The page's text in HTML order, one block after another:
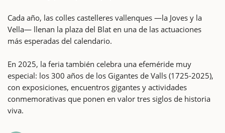
Cada año, las colles castelleres vallenques —la Joves y la
Vella— llenan la plaza del Blat en una de las actuaciones
más esperadas del calendario.
En 2025, la feria también celebra una efeméride muy
especial: los 300 años de los Gigantes de Valls (1725-2025),
con exposiciones, encuentros gigantes y actividades
conmemorativas que ponen en valor tres siglos de historia
viva.